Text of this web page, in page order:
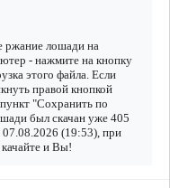
ржание лошади на
- нажмите на кнопку
этого файла. Если
правой кнопкой
"Сохранить по
был скачан уже 405
07.08.2026 (19:53), при
и Вы!